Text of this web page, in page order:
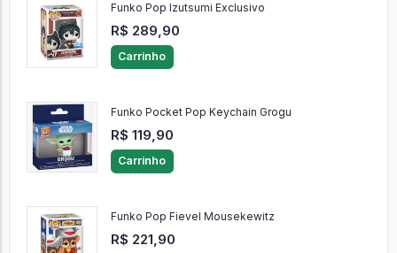
Funko Pop Izutsumi Exclusivo
R$ 289,90
Carrinho
Funko Pocket Pop Keychain Grogu
R$ 119,90
Carrinho
Funko Pop Fievel Mousekewitz
R$ 221,90